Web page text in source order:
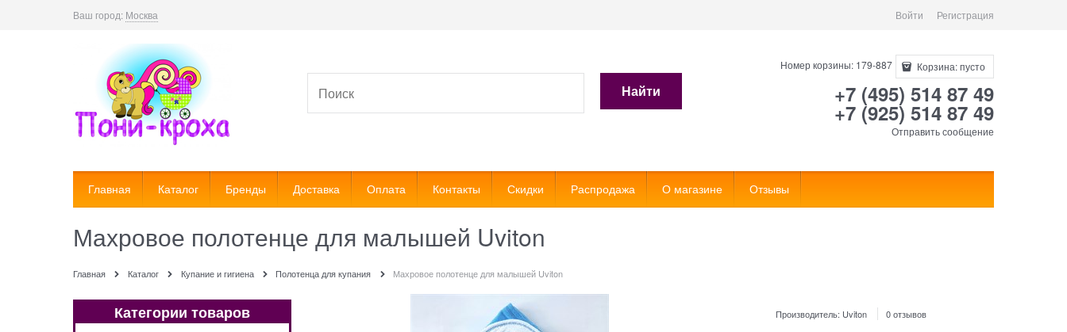
Ваш город: Москва Войти Регистрация
Найти
Номер корзины: 179-887 Корзина:пусто
+7 (495) 514 87 49
+7 (925) 514 87 49
Отправить сообщение
Главная Каталог Бренды Доставка Оплата Контакты Скидки Распродажа О магазине Отзывы
Махровое полотенце для малышей Uviton
Главная Каталог Купание и гигиена Полотенца для купания Махровое полотенце для малышей Uviton
Категории товаров Производитель: Uviton 0 отзывов